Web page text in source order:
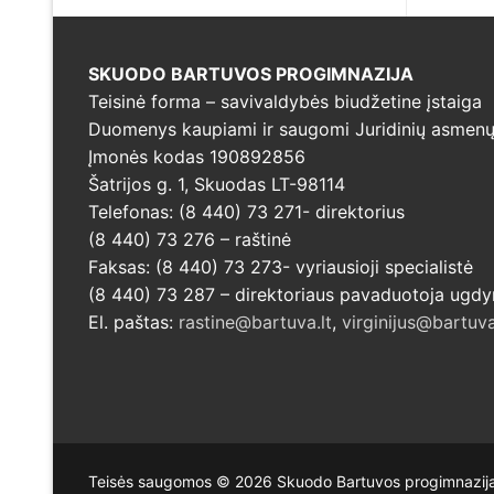
SKUODO BARTUVOS PROGIMNAZIJA
Teisinė forma – savivaldybės biudžetine įstaiga
Duomenys kaupiami ir saugomi Juridinių
Įmonės kodas 190892856
Šatrijos g. 1, Skuodas LT-98114
Telefonas: (8 440) 73 271- direktorius
(8 440) 73 276 – raštinė
Faksas: (8 440) 73 273- vyriausioji specialistė
(8 440) 73 287 – direktoriaus pavaduotoja
El. paštas: rastine@bartuva.lt,
Teisės saugomos © 2026 Skuodo Bartuvos